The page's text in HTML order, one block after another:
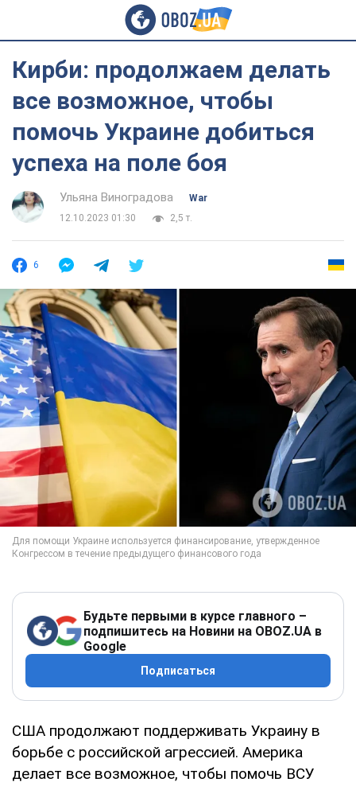
Кирби: продолжаем делать
все возможное, чтобы
помочь Украине добиться
успеха на поле боя
Ульяна Виноградова
War
12.10.2023 01:30
2,5 т.
6
Будьте первыми в курсе главного –
подпишитесь на Новини на OBOZ.UA в
Google
Подписаться
США продолжают поддерживать Украину в
борьбе с российской агрессией. Америка
делает все возможное, чтобы помочь ВСУ